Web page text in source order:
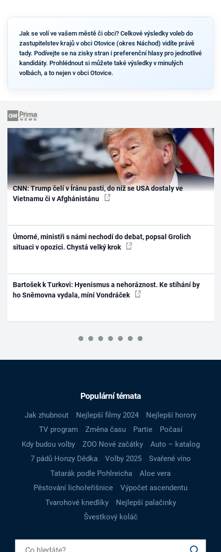
Jak se volí ve vašem městě či obci? Celkové výsledky voleb do
zastupitelstev krajů v obci Otovice (okres Náchod) vidíte právě
tady. Podívejte se na zisky stran i preferenční hlasy pro jednotlivé
kandidáty. Prohlédnout si můžete také výsledky v minulých
volbách, a to nejen v obci Otovice.
CNN: Trump čelí v Íránu pasti, do níž se USA dostaly ve
Vietnamu či v Afghánistánu
Úmorné, ministři s námi nechodí do debat, popsal Grolich
situaci v opozici. Chystá velký krok
Bartošek k Turkovi: Hyenismus a nehoráznost. Ke stíhání by
ho Sněmovna vydala, míní Vondráček
Populární témata
Jak zhubnout Nejlepší filmy 2024
Nejlepší horory
TV program
Změna času Partie
Počasí
Kdy budou volby
ZOO Nové začátky
Auto – katalog
7 pádů Honzy Dědka
Volby 2025
Svařené víno
Tatarák podle Pohlreicha
Aloe vera
Pěstování lichořeřišnice
Výpočet ascendentu
Tvarohové knedlíky
Nejlepší palačinky
Švestkový koláč